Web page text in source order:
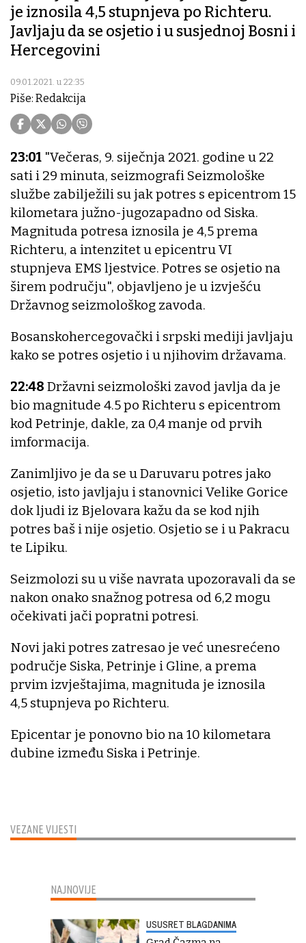
je iznosila 4,5 stupnjeva po Richteru.
Javljaju da se osjetio i u susjednoj Bosni i
Hercegovini
09.01.2021. u 22:35
Piše: Redakcija
VEZANE VIJESTI
23:01 "Večeras, 9. siječnja 2021. godine u 22
sati i 29 minuta, seizmografi Seizmološke
službe zabilježili su jak potres s epicentrom 15
kilometara južno-jugozapadno od Siska.
Magnituda potresa iznosila je 4,5 prema
Richteru, a intenzitet u epicentru VI
stupnjeva EMS ljestvice. Potres se osjetio na
širem području", objavljeno je u izvješću
Državnog seizmološkog zavoda.
Bosanskohercegovački i srpski mediji javljaju
kako se potres osjetio i u njihovim državama.
22:48 Državni seizmološki zavod javlja da je
bio magnitude 4.5 po Richteru s epicentrom
kod Petrinje, dakle, za 0,4 manje od prvih
imformacija.
Zanimljivo je da se u Daruvaru potres jako
osjetio, isto javljaju i stanovnici Velike Gorice
dok ljudi iz Bjelovara kažu da se kod njih
potres baš i nije osjetio. Osjetio se i u Pakracu
te Lipiku.
Seizmolozi su u više navrata upozoravali da se
nakon onako snažnog potresa od 6,2 mogu
očekivati jači popratni potresi.
Novi jaki potres zatresao je već unesrećeno
područje Siska, Petrinje i Gline, a prema
prvim izvještajima, magnituda je iznosila
4,5 stupnjeva po Richteru.
Epicentar je ponovno bio na 10 kilometara
dubine između Siska i Petrinje.
NAJNOVIJE
USUSRET BLAGDANIMA